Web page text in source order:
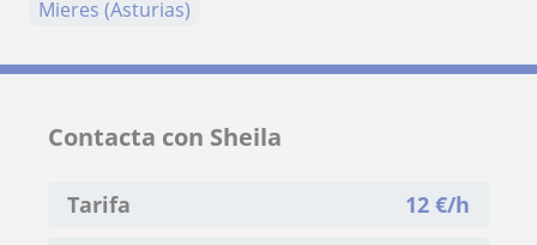
Mieres (Asturias)
Contacta con Sheila
Tarifa 12 €/h